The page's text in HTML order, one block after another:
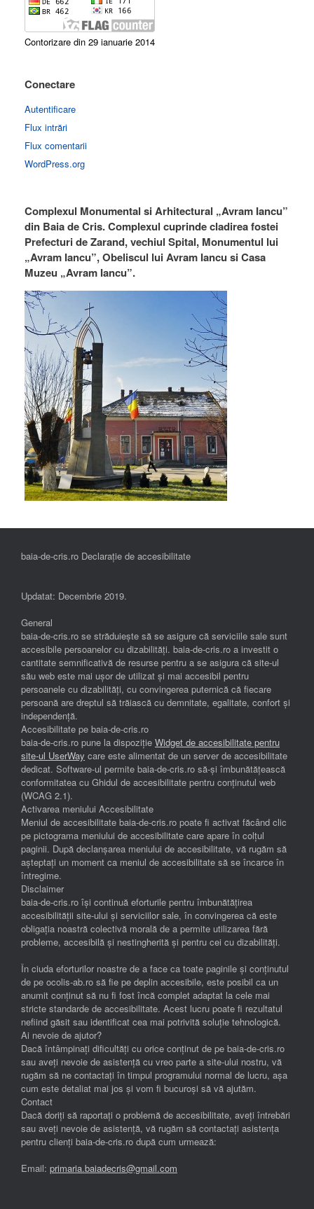
Contorizare din 29 ianuarie 2014
Conectare
Autentificare
Flux intrări
Flux comentarii
WordPress.org
Complexul Monumental si Arhitectural „Avram Iancu”
din Baia de Cris. Complexul cuprinde cladirea fostei
Prefecturi de Zarand, vechiul Spital, Monumentul lui
„Avram Iancu”, Obeliscul lui Avram Iancu si Casa
Muzeu „Avram Iancu”.
baia-de-cris.ro Declarație de accesibilitate
Updatat: Decembrie 2019.
General
baia-de-cris.ro se străduiește să se asigure că serviciile sale sunt
accesibile persoanelor cu dizabilități. baia-de-cris.ro a investit o
cantitate semnificativă de resurse pentru a se asigura că site-ul
său web este mai ușor de utilizat și mai accesibil pentru
persoanele cu dizabilități, cu convingerea puternică că fiecare
persoană are dreptul să trăiască cu demnitate, egalitate, confort și
independenţă.
Accesibilitate pe baia-de-cris.ro
baia-de-cris.ro pune la dispoziție Widget de accesibilitate pentru
site-ul UserWay care este alimentat de un server de accesibilitate
dedicat. Software-ul permite baia-de-cris.ro să-și îmbunătățească
conformitatea cu Ghidul de accesibilitate pentru conținutul web
(WCAG 2.1).
Activarea meniului Accesibilitate
Meniul de accesibilitate baia-de-cris.ro poate fi activat făcând clic
pe pictograma meniului de accesibilitate care apare în colțul
paginii. După declanșarea meniului de accesibilitate, vă rugăm să
așteptați un moment ca meniul de accesibilitate să se încarce în
întregime.
Disclaimer
baia-de-cris.ro își continuă eforturile pentru îmbunătățirea
accesibilității site-ului și serviciilor sale, în convingerea că este
obligația noastră colectivă morală de a permite utilizarea fără
probleme, accesibilă și nestingherită și pentru cei cu dizabilități.
În ciuda eforturilor noastre de a face ca toate paginile și conținutul
de pe ocolis-ab.ro să fie pe deplin accesibile, este posibil ca un
anumit conținut să nu fi fost încă complet adaptat la cele mai
stricte standarde de accesibilitate. Acest lucru poate fi rezultatul
nefiind găsit sau identificat cea mai potrivită soluție tehnologică.
Ai nevoie de ajutor?
Dacă întâmpinați dificultăți cu orice conținut de pe baia-de-cris.ro
sau aveți nevoie de asistență cu vreo parte a site-ului nostru, vă
rugăm să ne contactați în timpul programului normal de lucru, așa
cum este detaliat mai jos și vom fi bucuroși să vă ajutăm.
Contact
Dacă doriți să raportați o problemă de accesibilitate, aveți întrebări
sau aveți nevoie de asistență, vă rugăm să contactați asistența
pentru clienți baia-de-cris.ro după cum urmează:
Email: primaria.baiadecris@gmail.com